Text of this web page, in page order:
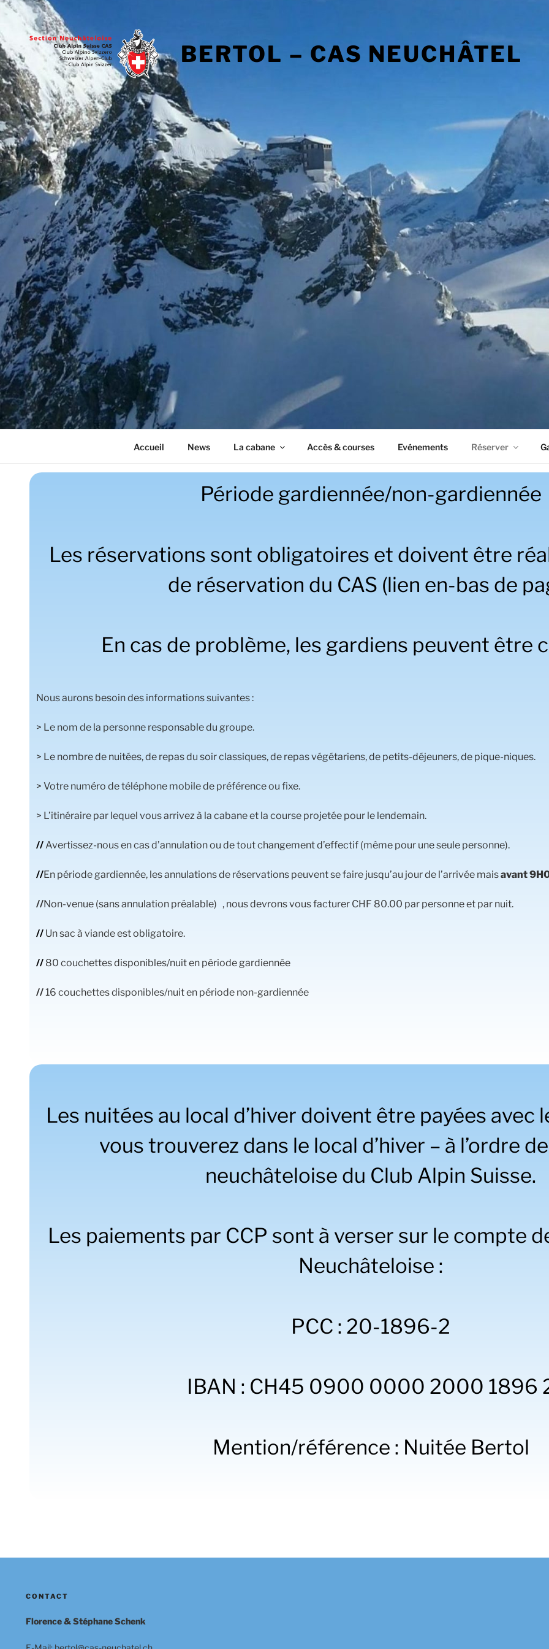
BERTOL – CAS NEUCHÂTEL
Accueil News La cabane Accès & courses Evénements Réserver
Période gardiennée/non-gardiennée
Les réservations sont obligatoires et doivent être
de réservation du CAS (lien en-bas de
En cas de problème, les gardiens peuvent être
Nous aurons besoin des informations suivantes :
> Le nom de la personne responsable du groupe.
> Le nombre de nuitées, de repas du soir classiques, de repas végétariens, de petits-déjeuners, de pique-niques.
> Votre numéro de téléphone mobile de préférence ou fixe.
> L’itinéraire par lequel vous arrivez à la cabane et la course projetée pour le lendemain.
// Avertissez-nous en cas d’annulation ou de tout changement d’effectif (même pour une seule personne).
//En période gardiennée, les annulations de réservations peuvent se faire jusqu’au jour de l’arrivée maisavant
//Non-venue (sans annulation préalable) , nous devrons vous facturer CHF 80.00 par personne et par nuit.
// Un sac à viande est obligatoire.
// 80 couchettes disponibles/nuit en période gardiennée
//16 couchettes disponibles/nuit en période non-gardiennée
Les nuitées au local d’hiver doivent être payées avec
vous trouverez dans le local d’hiver – à l’ordre
neuchâteloise du Club Alpin Suisse.
Les paiements par CCP sont à verser sur le compte
Neuchâteloise :
PCC : 20-1896-2
IBAN : CH45 0900 0000 2000 1896
Mention/référence : Nuitée Bertol
CONTACT
Florence & Stéphane Schenk